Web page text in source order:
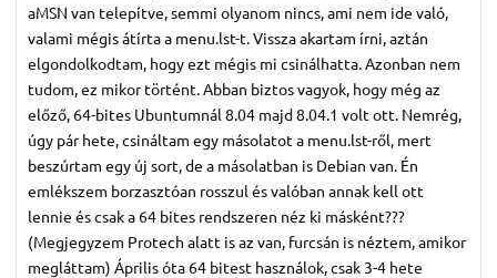
aMSN van telepítve, semmi olyanom nincs, ami nem ide való,
valami mégis átírta a menu.lst-t. Vissza akartam írni, aztán
elgondolkodtam, hogy ezt mégis mi csinálhatta. Azonban nem
tudom, ez mikor történt. Abban biztos vagyok, hogy még az
előző, 64-bites Ubuntumnál 8.04 majd 8.04.1 volt ott. Nemrég,
úgy pár hete, csináltam egy másolatot a menu.lst-ről, mert
beszúrtam egy új sort, de a másolatban is Debian van. Én
emlékszem borzasztóan rosszul és valóban annak kell ott
lennie és csak a 64 bites rendszeren néz ki másként???
(Megjegyzem Protech alatt is az van, furcsán is néztem, amikor
megláttam) Április óta 64 bitest használok, csak 3-4 hete